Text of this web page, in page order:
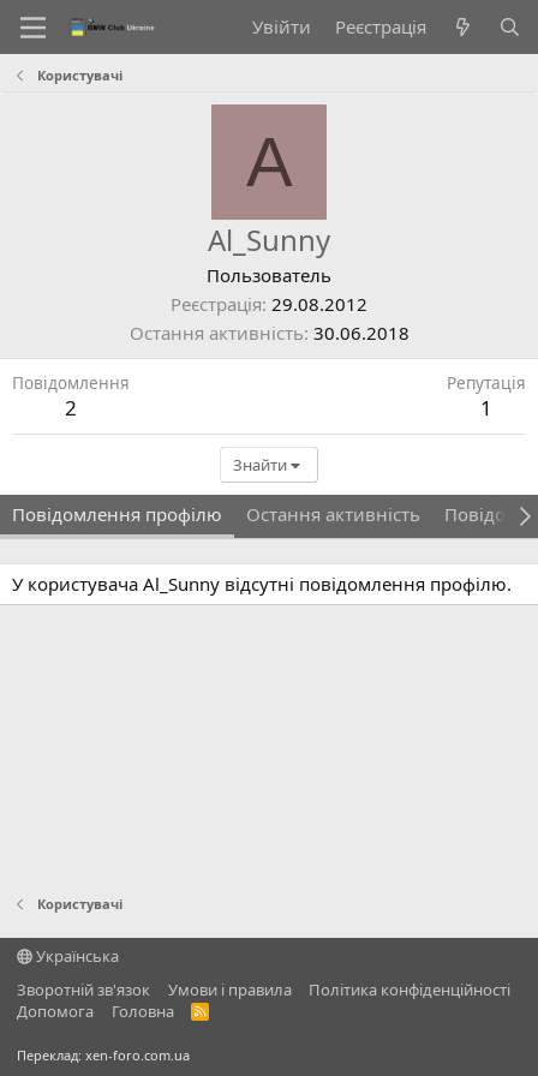
Увійти Реєстрація
Користувачі
A
Al_Sunny
Пользователь
Реєстрація 29.08.2012
Остання активність 30.06.2018
Повідомлення
2
Репутація
1
Знайти
Повідомлення профілю Остання активність
У користувача Al_Sunny відсутні повідомлення профілю.
Користувачі
Українська
Зворотній зв'язок
Умови і правила
Політика конфіденційності
Дoпoмoга
Головна
R
Переклад: xen-foro.com.ua